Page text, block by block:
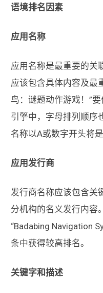
语境排名因素
应用名称
应用名称是最重要的关
应该包含具体内容及最
鸟：谜题动作游戏！”
引擎中，字母排列顺序
名称以A或数字开头将是
应用发行商
发行商名称应该包含关
分机构的名义发行内容
“Badabing Navigation
条中获得较高排名。
关键字和描述